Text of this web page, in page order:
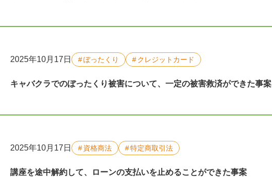
ぼったくり クレジットカード
2025年10月17日
キャバクラでのぼったくり被害について、一定の被害救済ができた事案
資格商法 特定商取引法
2025年10月17日
講座を途中解約して、ローンの支払いを止めることができた事案